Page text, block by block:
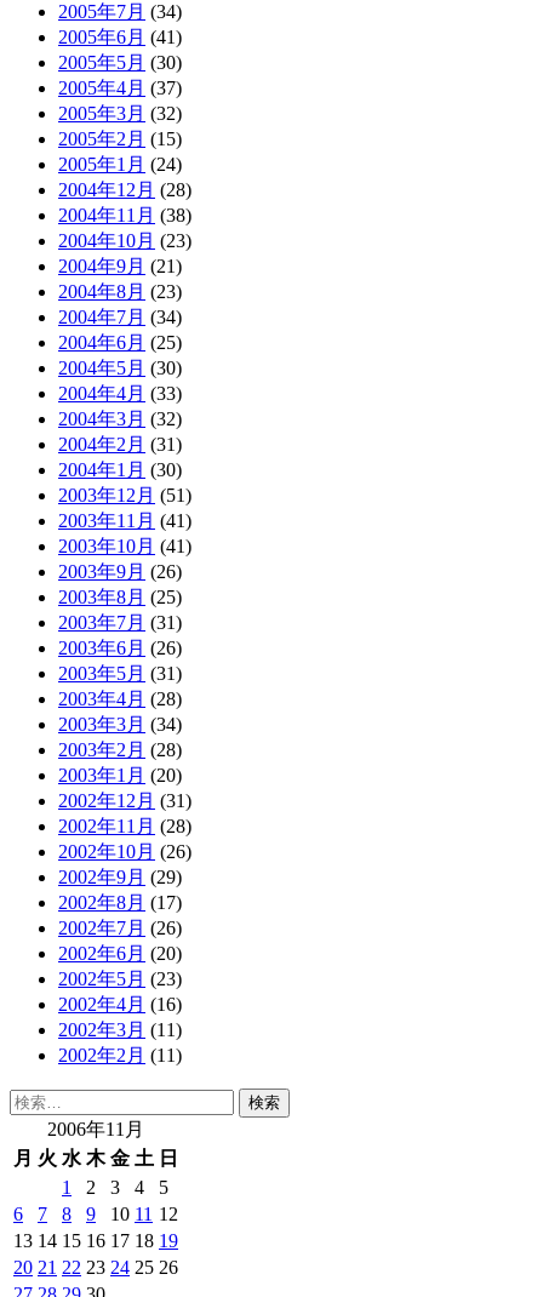
2005年7月 (34)
2005年6月 (41)
2005年5月 (30)
2005年4月 (37)
2005年3月 (32)
2005年2月 (15)
2005年1月 (24)
2004年12月 (28)
2004年11月 (38)
2004年10月 (23)
2004年9月 (21)
2004年8月 (23)
2004年7月 (34)
2004年6月 (25)
2004年5月 (30)
2004年4月 (33)
2004年3月 (32)
2004年2月 (31)
2004年1月 (30)
2003年12月 (51)
2003年11月 (41)
2003年10月 (41)
2003年9月 (26)
2003年8月 (25)
2003年7月 (31)
2003年6月 (26)
2003年5月 (31)
2003年4月 (28)
2003年3月 (34)
2003年2月 (28)
2003年1月 (20)
2002年12月 (31)
2002年11月 (28)
2002年10月 (26)
2002年9月 (29)
2002年8月 (17)
2002年7月 (26)
2002年6月 (20)
2002年5月 (23)
2002年4月 (16)
2002年3月 (11)
2002年2月 (11)
検
2006年11月
月 火 水 木 金 土 日
1
2 3 4
5
6
7 8 9 10 11 12
13 14 15 16 17 18 19
20 21 22 23 24 25 26